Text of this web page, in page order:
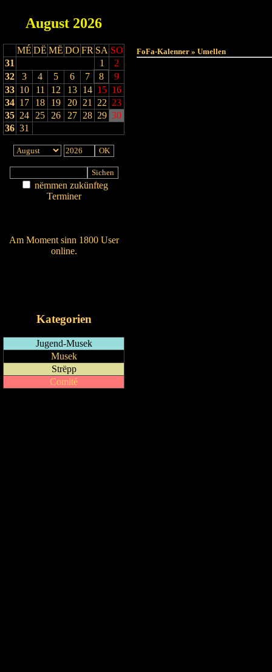
August 2026
MÉ DË MË DO FR SA SO
31
1
2
32
3 4 5 6 7 8
9
33 10 11 12 13 14 15 16
34 17 18 19 20 21 22 23
35 24 25 26 27 28 29 30
36 31
nëmmen zukünfteg
Terminer
Am Moment sinn 1800 User
online.
Kategorien
Jugend-Musek
Musek
Strëpp
Comité
FoFa-Kalenner » Umellen